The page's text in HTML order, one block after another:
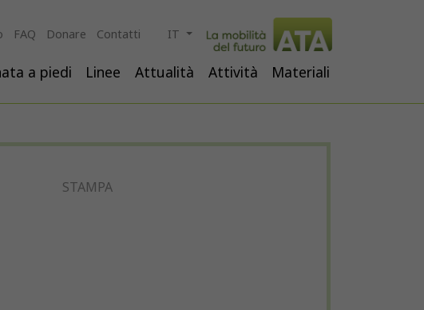
FAQ Donare Contatti IT
a piedi Linee Attualità Attività Materiali
STAMPA